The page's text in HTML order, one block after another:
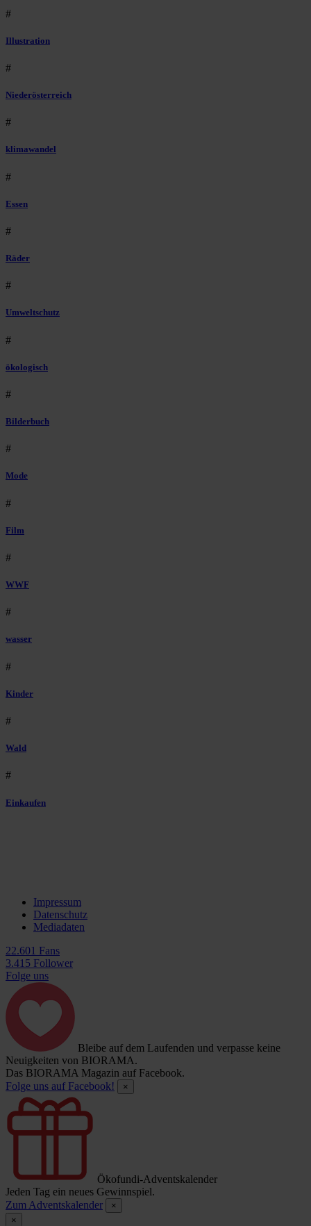
#
Illustration
#
Niederösterreich
#
klimawandel
#
Essen
#
Räder
#
Umweltschutz
#
ökologisch
#
Bilderbuch
#
Mode
#
Film
#
WWF
#
wasser
#
Kinder
#
Wald
#
Einkaufen
Impressum
Datenschutz
Mediadaten
22.601 Fans
3.415 Follower
Folge uns
Bleibe auf dem Laufenden und verpasse keine
Neuigkeiten von BIORAMA.
Das BIORAMA Magazin auf Facebook.
Folge uns auf Facebook!
×
Ökofundi-Adventskalender
Jeden Tag ein neues Gewinnspiel.
Zum Adventskalender
×
×